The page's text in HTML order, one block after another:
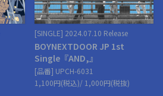
[SINGLE] 2024.07.10 Release
BOYNEXTDOOR JP 1st
Single『AND,』
[品番] UPCH-6031
1,100円(税込)/ 1,000円(税抜)